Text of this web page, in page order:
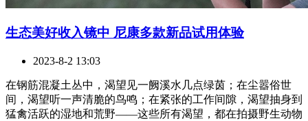
生态美好收入镜中 尼康多款新品试用体验
2023-8-2 13:03
在钢筋混凝土丛中，渴望见一阙溪水几点绿茵；在尘嚣俗世
间，渴望听一声清脆的鸟鸣；在紧张的工作间隙，渴望抽身到
猛禽活跃的湿地和荒野——这些所有渴望，都在拍摄野生动物